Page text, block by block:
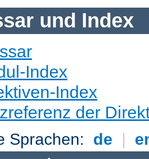
und Index
Index
Index
der
Sprachen: de |